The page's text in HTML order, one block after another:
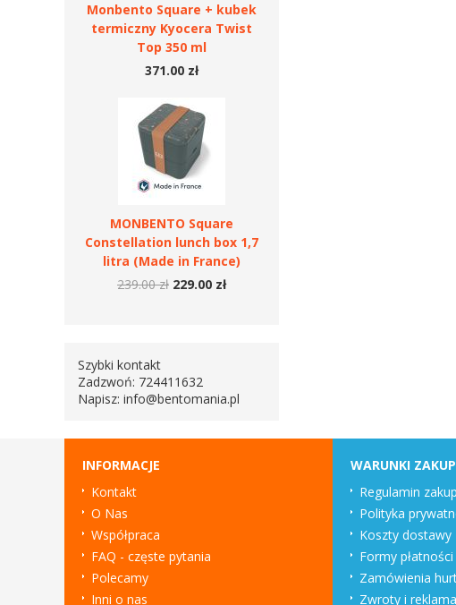
Monbento Square + kubek
termiczny Kyocera Twist
Top 350 ml
371.00 zł
MONBENTO Square
Constellation lunch box 1,7
litra (Made in France)
239.00 zł 229.00 zł
Szybki kontakt
Zadzwoń: 724411632
Napisz: info@bentomania.pl
INFORMACJE
Kontakt
O Nas
Współpraca
FAQ - częste pytania
Polecamy
Inni o nas
WARUNKI
Regulamin
Polityka
Koszty dostawy
Formy płatności
Zamówienia
Zwroty i